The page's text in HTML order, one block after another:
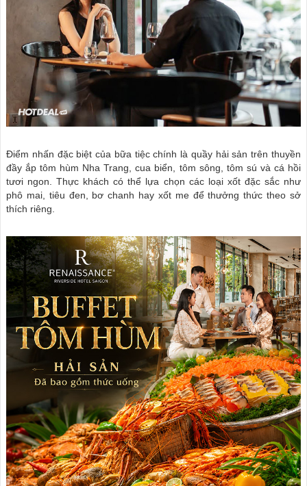
Điểm nhấn đặc biệt của bữa tiệc chính là quầy hải sản trên thuyền
đầy ắp tôm hùm Nha Trang, cua biển, tôm sông, tôm sú và cá hồi
tươi ngon. Thực khách có thể lựa chọn các loại xốt đặc sắc như
phô mai, tiêu đen, bơ chanh hay xốt me để thưởng thức theo sở
thích riêng.